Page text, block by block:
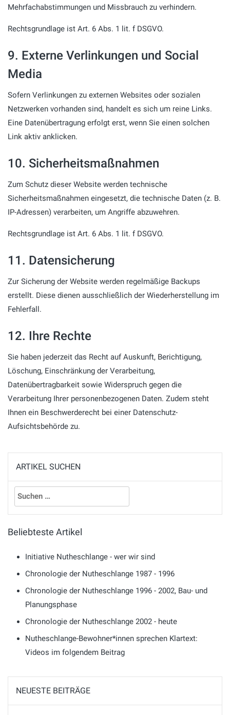
Mehrfachabstimmungen und Missbrauch zu verhindern.
Rechtsgrundlage ist Art. 6 Abs. 1 lit. f DSGVO.
9. Externe Verlinkungen und Social
Media
Sofern Verlinkungen zu externen Websites oder sozialen
Netzwerken vorhanden sind, handelt es sich um reine Links.
Eine Datenübertragung erfolgt erst, wenn Sie einen solchen
Link aktiv anklicken.
10. Sicherheitsmaßnahmen
Zum Schutz dieser Website werden technische
Sicherheitsmaßnahmen eingesetzt, die technische Daten (z. B.
IP-Adressen) verarbeiten, um Angriffe abzuwehren.
Rechtsgrundlage ist Art. 6 Abs. 1 lit. f DSGVO.
11. Datensicherung
Zur Sicherung der Website werden regelmäßige Backups
erstellt. Diese dienen ausschließlich der Wiederherstellung im
Fehlerfall.
12. Ihre Rechte
Sie haben jederzeit das Recht auf Auskunft, Berichtigung,
Löschung, Einschränkung der Verarbeitung,
Datenübertragbarkeit sowie Widerspruch gegen die
Verarbeitung Ihrer personenbezogenen Daten. Zudem steht
Ihnen ein Beschwerderecht bei einer Datenschutz-
Aufsichtsbehörde zu.
ARTIKEL SUCHEN
Suchen
nach:
Beliebteste Artikel
Initiative Nutheschlange - wer wir sind
Chronologie der Nutheschlange 1987 - 1996
Chronologie der Nutheschlange 1996 - 2002, Bau- und
Planungsphase
Chronologie der Nutheschlange 2002 - heute
Nutheschlange-Bewohner*innen sprechen Klartext:
Videos im folgendem Beitrag
NEUESTE BEITRÄGE